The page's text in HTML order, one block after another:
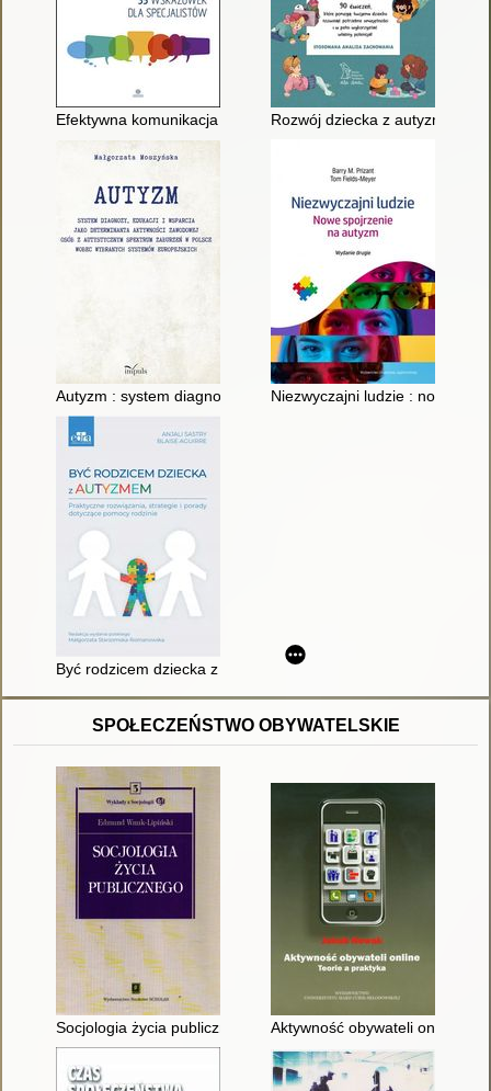
Efektywna komunikacja z osobami ze spektrum autyzmu : 35
Rozwój dziecka z autyzmem :
Autyzm : system diagnozy, edukacji i wsparcia jako
Niezwyczajni ludzie : nowe
Być rodzicem dziecka z autyzmem : praktyczne rozwiązania,
SPOŁECZEŃSTWO OBYWATELSKIE
Socjologia życia publicznego Aktywność obywateli online :